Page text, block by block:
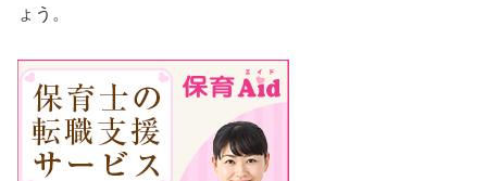
ょう。